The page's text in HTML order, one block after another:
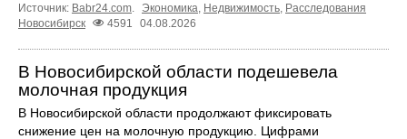
Источник: Babr24.com. Экономика, Недвижимость, Расследования
Новосибирск
4591 04.08.2026
В Новосибирской области подешевела
молочная продукция
В Новосибирской области продолжают фиксировать
снижение цен на молочную продукцию. Цифрами